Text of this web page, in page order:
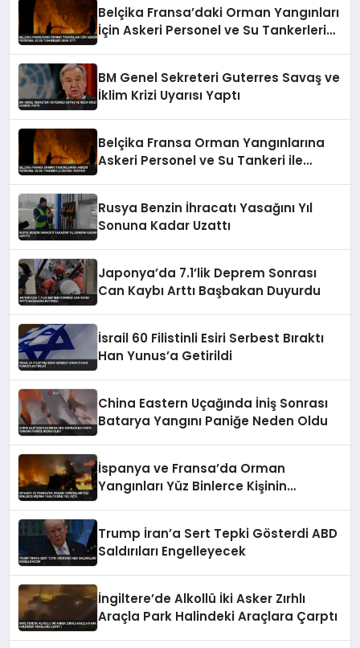
Belçika Fransa’daki Orman Yangınları
İçin Askeri Personel ve Su Tankerleri
BM Genel Sekreteri Guterres Savaş ve
İklim Krizi Uyarısı Yaptı
Belçika Fransa Orman Yangınlarına
Askeri Personel ve Su Tankeri ile
Rusya Benzin İhracatı Yasağını Yıl
Sonuna Kadar Uzattı
Japonya’da 7.1’lik Deprem Sonrası
Can Kaybı Arttı Başbakan Duyurdu
İsrail 60 Filistinli Esiri Serbest Bıraktı
Han Yunus’a Getirildi
China Eastern Uçağında İniş Sonrası
Batarya Yangını Paniğe Neden Oldu
İspanya ve Fransa’da Orman
Yangınları Yüz Binlerce Kişinin
Trump İran’a Sert Tepki Gösterdi ABD
Saldırıları Engelleyecek
İngiltere’de Alkollü İki Asker Zırhlı
Araçla Park Halindeki Araçlara Çarptı